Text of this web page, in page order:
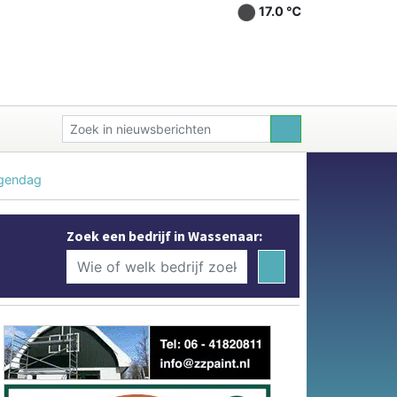
17.0 ℃
Zoek een bedrijf in Wassenaar: